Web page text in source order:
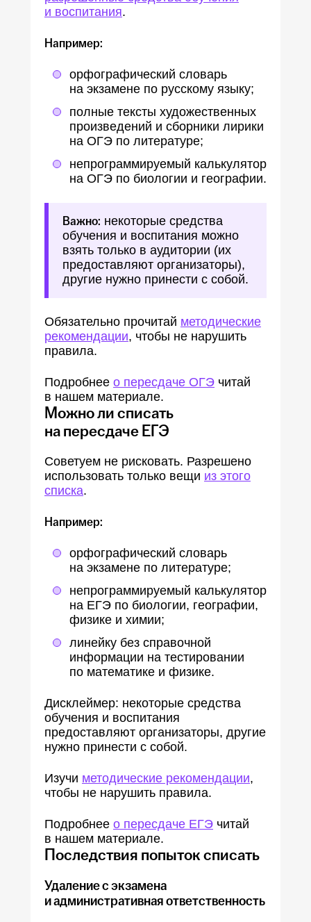
и воспитания.
Например:
орфографический словарь
на экзамене по русскому языку;
полные тексты художественных
произведений и сборники лирики
на ОГЭ по литературе;
непрограммируемый калькулятор
на ОГЭ по биологии и географии.
Важно: некоторые средства
обучения и воспитания можно
взять только в аудитории (их
предоставляют организаторы),
другие нужно принести с собой.
Обязательно прочитай методические
рекомендации, чтобы не нарушить
правила.
Подробнее о пересдаче ОГЭ читай
в нашем материале.
Можно ли списать
на пересдаче ЕГЭ
Советуем не рисковать. Разрешено
использовать только вещи из этого
списка.
Например:
орфографический словарь
на экзамене по литературе;
непрограммируемый калькулятор
на ЕГЭ по биологии, географии,
физике и химии;
линейку без справочной
информации на тестировании
по математике и физике.
Дисклеймер: некоторые средства
обучения и воспитания
предоставляют организаторы, другие
нужно принести с собой.
Изучи методические рекомендации,
чтобы не нарушить правила.
Подробнее о пересдаче ЕГЭ читай
в нашем материале.
Последствия попыток списать
Удаление с экзамена
и административная ответственность